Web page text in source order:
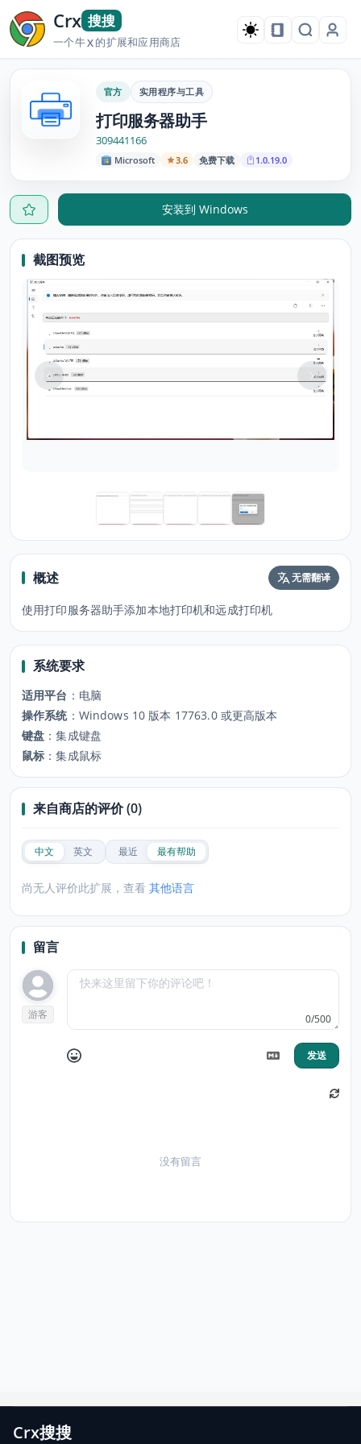
Crx 搜搜
一个牛X的扩展和应用商店
官方 实用程序与工具
打印服务器助手
309441166
Microsoft 3.6 免费下载 1.0.19.0
安装到 Windows
截图预览
概述 无需翻译
使用打印服务器助手添加本地打印机和远成打印机
系统要求
适用平台 ： 电脑
操作系统： Windows 10 版本 17763.0 或更高版本
键盘 ：集成键盘
鼠标 ：集成鼠标
来自商店的评价 (0)
中文 英文 最近 最有帮助
尚无人评价此扩展，查看 其他语言
留言
游客 0/500
发送
没有留言
Crx搜搜